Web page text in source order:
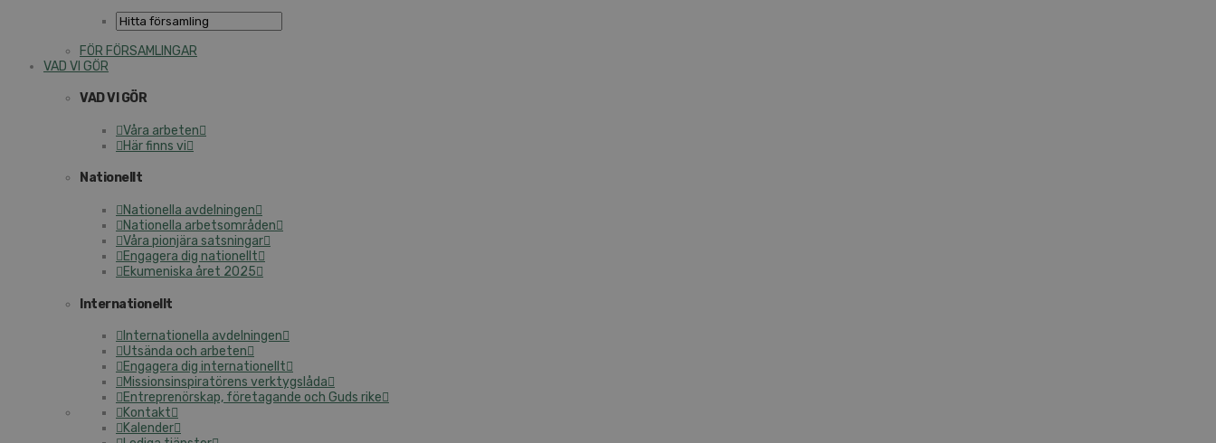
FÖR FÖRSAMLINGAR
VAD VI GÖR
VAD VI GÖR
Våra arbeten
Här finns vi
Nationellt
Nationella avdelningen
Nationella arbetsområden
Våra pionjära satsningar
Engagera dig nationellt
Ekumeniska året 2025
Internationellt
Internationella avdelningen
Utsända och arbeten
Engagera dig internationellt
Missionsinspiratörens verktygslåda
Entreprenörskap, företagande och Guds rike
Kontakt
Kalender